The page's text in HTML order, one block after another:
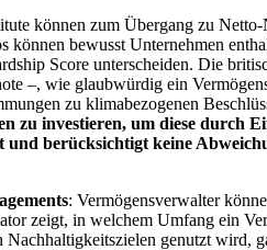
können zum Übergang zu
können bewusst Unternehmen
Score unterscheiden. Die
–, wie glaubwürdig ein
zu klimabezogenen
zu investieren, um diese durch
berücksichtigt keine
: Vermögensverwalter
zeigt, in welchem Umfang ein
genutzt wird,